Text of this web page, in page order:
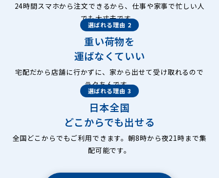
24時間スマホから注文できるから、仕事や家事で忙しい人
でも大丈夫です。
選ばれる理由 2
重い荷物を
運ばなくていい
宅配だから店舗に行かずに、家から出せて受け取れるので
ラクちんです。
選ばれる理由 3
日本全国
どこからでも出せる
全国どこからでもご利用できます。朝8時から夜21時まで集
配可能です。